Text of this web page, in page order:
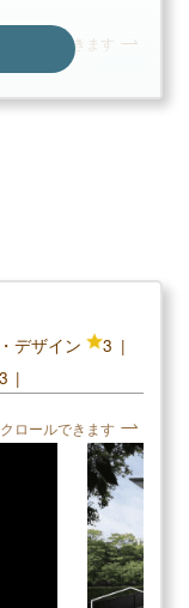
いる記事
良かった点
クロールできます
跳
る
あ
い
っ
隙
く
な家を注文
齢化と共に
た。カウン
額も安くコ
ンスも私自
デザイン
3
ロールできます